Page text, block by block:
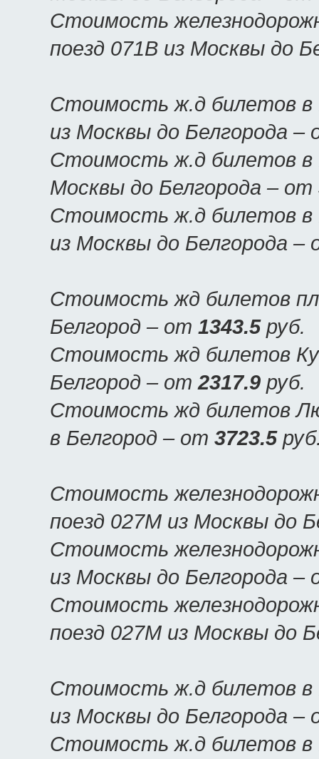
Стоимость
поезд 071В из Москвы до
Стоимость ж.д билетов в
из Москвы до Белгорода
Стоимость ж.д билетов в
Москвы до Белгорода – от
Стоимость ж.д билетов в
из Москвы до Белгорода
Стоимость жд билетов
Белгород – от 1343.5руб.
Стоимость жд билетов
Белгород – от2317.9 руб.
Стоимость жд билетов
в Белгород – от 3723.5
Стоимость
поезд 027М из Москвы до
Стоимость
из Москвы до Белгорода
Стоимость
поезд 027М из Москвы до
Стоимость ж.д билетов в
из Москвы до Белгорода
Стоимость ж.д билетов в